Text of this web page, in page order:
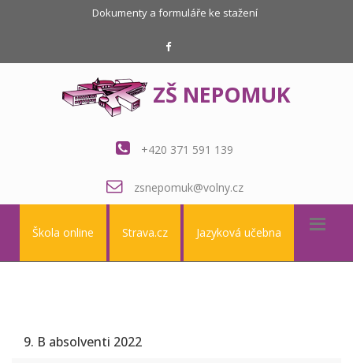
Dokumenty a formuláře ke stažení
ZŠ NEPOMUK
+420 371 591 139
zsnepomuk@volny.cz
Škola online Strava.cz Jazyková učebna
9. B absolventi 2022